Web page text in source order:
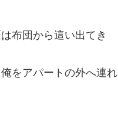
布団から這い出てき
をアパートの外へ連れ